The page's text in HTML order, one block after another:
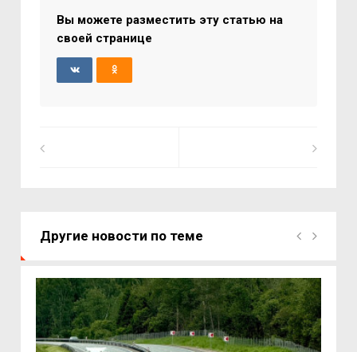
Вы можете разместить эту статью на
своей странице
Другие новости по теме